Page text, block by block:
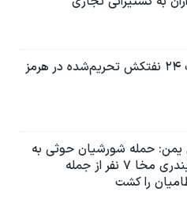
یمن: حمله شورشیان حوثی به
شهر بندری مخا ۷ نفر از جمله
را کشت